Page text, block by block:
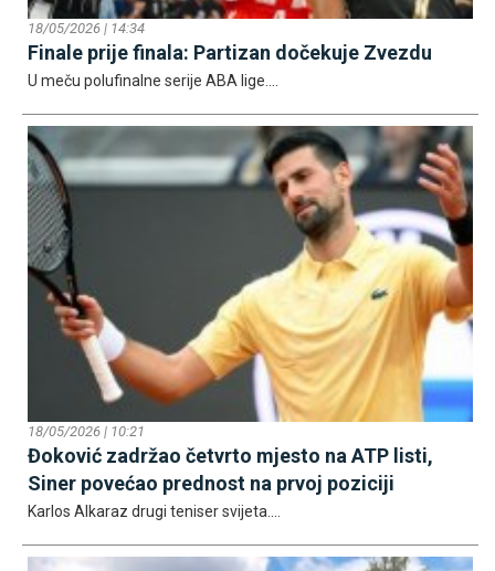
18/05/2026 | 14:34
Finale prije finala: Partizan dočekuje Zvezdu
U meču polufinalne serije ABA lige....
18/05/2026 | 10:21
Đoković zadržao četvrto mjesto na ATP listi,
Siner povećao prednost na prvoj poziciji
Karlos Alkaraz drugi teniser svijeta....